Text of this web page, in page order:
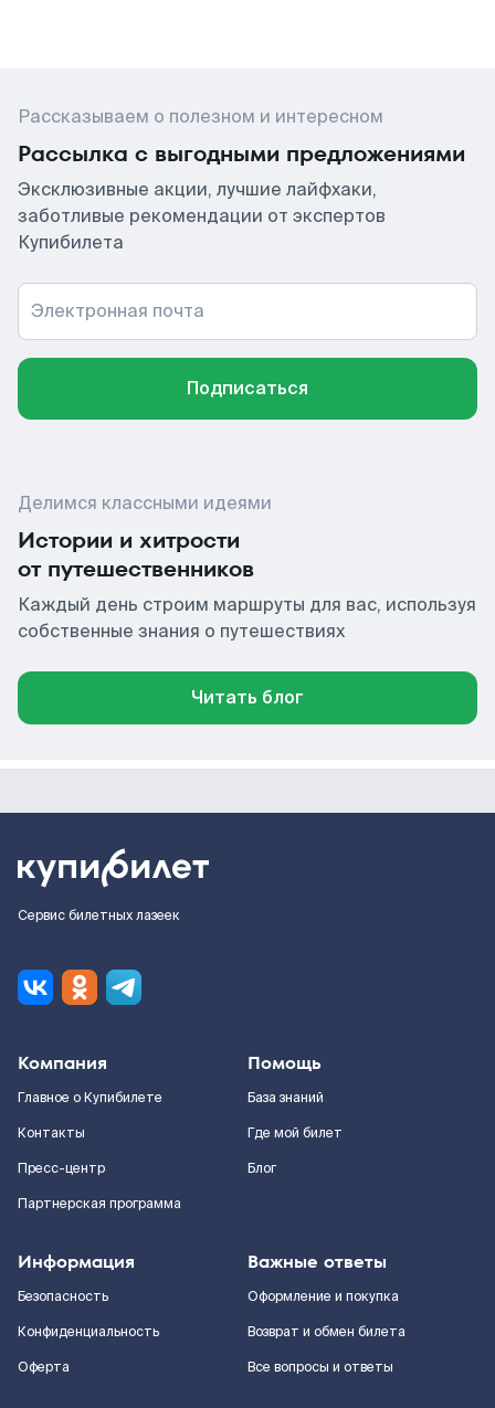
Рассказываем о полезном и интересном
Рассылка с выгодными предложениями
Эксклюзивные акции, лучшие лайфхаки,
заботливые рекомендации от экспертов
Купибилета
Электронная почта
Подписаться
Делимся классными идеями
Истории и хитрости
от путешественников
Каждый день строим маршруты для вас, используя
собственные знания о путешествиях
Читать блог
Сервис билетных лазеек
Компания
Главное о Купибилете
Контакты
Пресс-центр
Партнерская программа
Помощь
База знаний
Где мой билет
Блог
Информация
Безопасность
Конфиденциальность
Оферта
Важные ответы
Оформление и покупка
Возврат и обмен билета
Все вопросы и ответы